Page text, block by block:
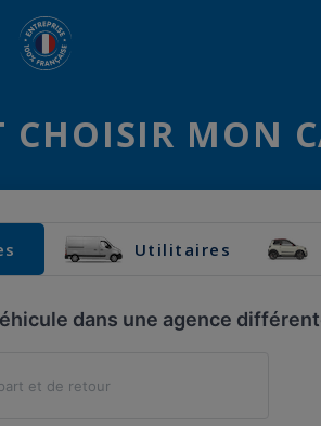
CHOISIR MON
Utilitaires
dans une agence